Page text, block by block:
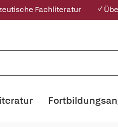
Fachliteratur ✓